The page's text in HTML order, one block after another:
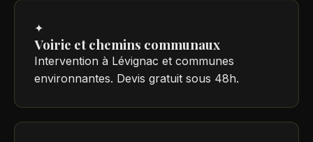
✦
Voirie et chemins communaux
Intervention à Lévignac et communes
environnantes. Devis gratuit sous 48h.